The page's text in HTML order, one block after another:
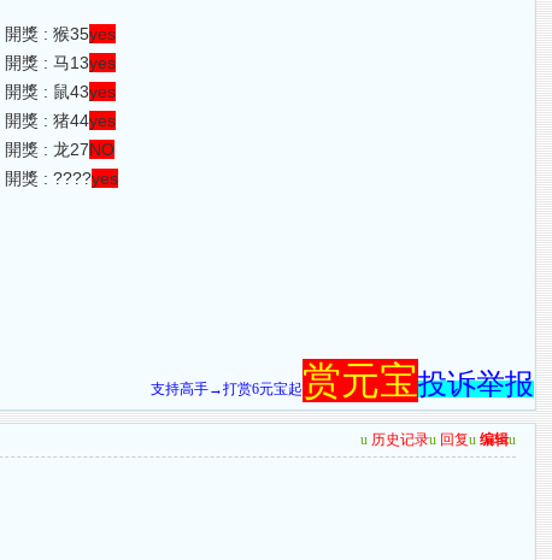
開獎 : 猴35yes
開獎 : 马13yes
開獎 : 鼠43yes
開獎 : 猪44yes
開獎 : 龙27NO
開獎 : ????yes
支持高手→打赏6元宝起赏元宝投诉举报
u 历史记录u 回复u 编辑u